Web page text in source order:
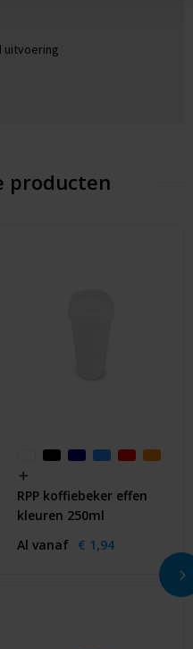
uitvoering
producten
RPP koffiebeker effen
kleuren 250ml
Al vanaf € 1,94